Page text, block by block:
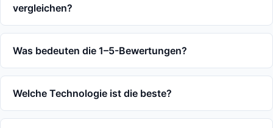
vergleichen?
Was bedeuten die 1–5-Bewertungen?
Welche Technologie ist die beste?